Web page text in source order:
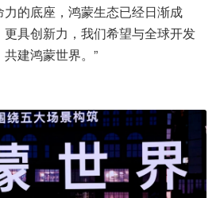
的底座，鸿蒙生态已经日渐成
具创新力，我们希望与全球开发
建鸿蒙世界。”